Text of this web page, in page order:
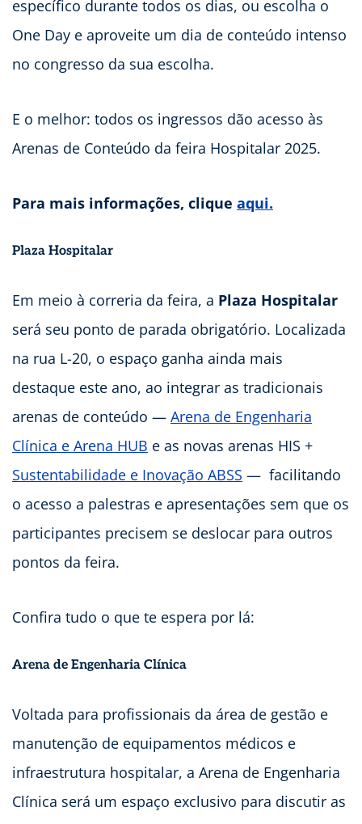
específico durante todos os dias, ou escolha o
One Day e aproveite um dia de conteúdo intenso
no congresso da sua escolha.
E o melhor: todos os ingressos dão acesso às
Arenas de Conteúdo da feira Hospitalar 2025.
Para mais informações, clique aqui.
Plaza Hospitalar
Em meio à correria da feira, a Plaza Hospitalar
será seu ponto de parada obrigatório. Localizada
na rua L-20, o espaço ganha ainda mais
destaque este ano, ao integrar as tradicionais
arenas de conteúdo — Arena de Engenharia
Clínica e Arena HUB e as novas arenas HIS +
Sustentabilidade e Inovação ABSS — facilitando
o acesso a palestras e apresentações sem que os
participantes precisem se deslocar para outros
pontos da feira.
Confira tudo o que te espera por lá:
Arena de Engenharia Clínica
Voltada para profissionais da área de gestão e
manutenção de equipamentos médicos e
infraestrutura hospitalar, a Arena de Engenharia
Clínica será um espaço exclusivo para discutir as